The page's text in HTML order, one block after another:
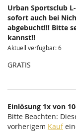
Urban Sportsclub
sofort auch bei
abgebucht!!! Bitte
kannst!!
Aktuell verfügbar: 6
GRATIS
Einlösung 1x von
Bitte Beachten:
vorherigem Kauf